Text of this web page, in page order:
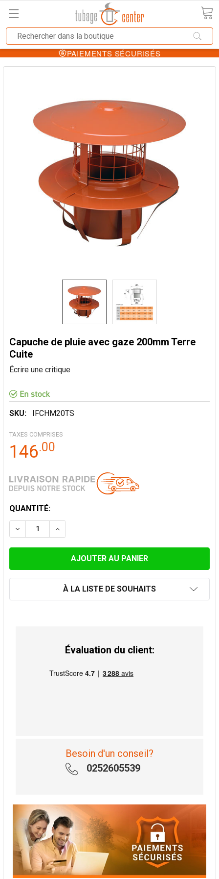
PAIEMENTS SÉCURISÉS
Capuche de pluie avec gaze 200mm Terre
Cuite
Écrire une critique
SKU: IFCHM20TS
TAXES COMPRISES
146.00
STOCK
ACTUEL:
QUANTITÉ:
DIMINUER LA QUANTITÉ DE CAPUCHE DE PLUIE AVEC
AUGMENTER LA QUANTITÉ DE CAPUCHE
À LA LISTE DE SOUHAITS
Évaluation du client:
Besoin d'un conseil?
0252605539